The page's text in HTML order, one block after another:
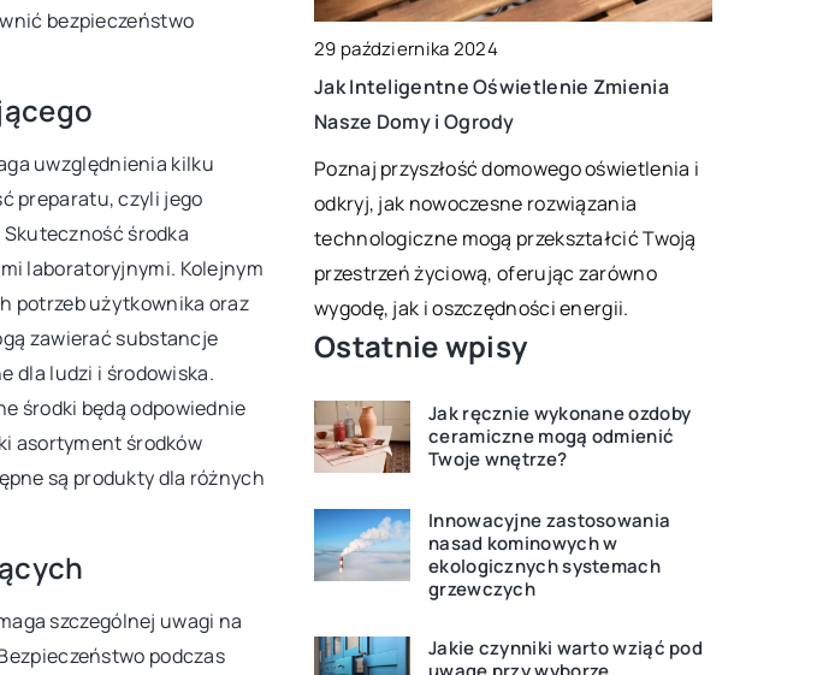
bezpieczeństwo
uwzględnienia kilku
preparatu, czyli jego
środka
laboratoryjnymi. Kolejnym
potrzeb użytkownika oraz
zawierać substancje
dla ludzi i środowiska.
środki będą odpowiednie
asortyment środków
są produkty dla różnych
szczególnej uwagi na
podczas
basenu
rodzaje basenów, takie jak
rozporowe i dmuchane, i
dopasowanie do swojego
29 października 2024
Jak Inteligentne Oświetlenie Zmienia
Nasze Domy i Ogrody
Poznaj przyszłość domowego oświetlenia i
odkryj, jak nowoczesne rozwiązania
technologiczne mogą przekształcić Twoją
przestrzeń życiową, oferując zarówno
wygodę, jak i oszczędności energii.
Ostatnie wpisy
Jak ręcznie wykonane ozdoby
ceramiczne mogą odmienić
Twoje wnętrze?
Innowacyjne zastosowania
nasad kominowych w
ekologicznych systemach
grzewczych
Jakie czynniki warto wziąć pod